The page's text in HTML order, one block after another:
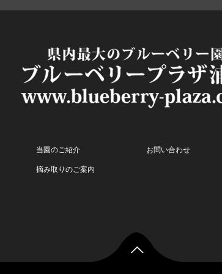
当園のご紹介
摘み取りのご案内
お問い合わせ
